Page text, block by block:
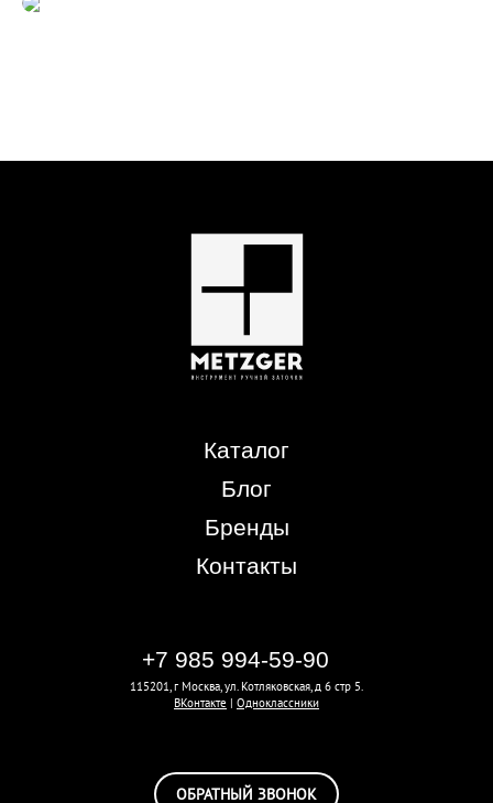
Каталог
Блог
Бренды
Контакты
+7 985 994-59-90
115201, г Москва, ул. Котляковская, д 6 стр 5.
ВКонтакте | Одноклассники
ОБРАТНЫЙ ЗВОНОК